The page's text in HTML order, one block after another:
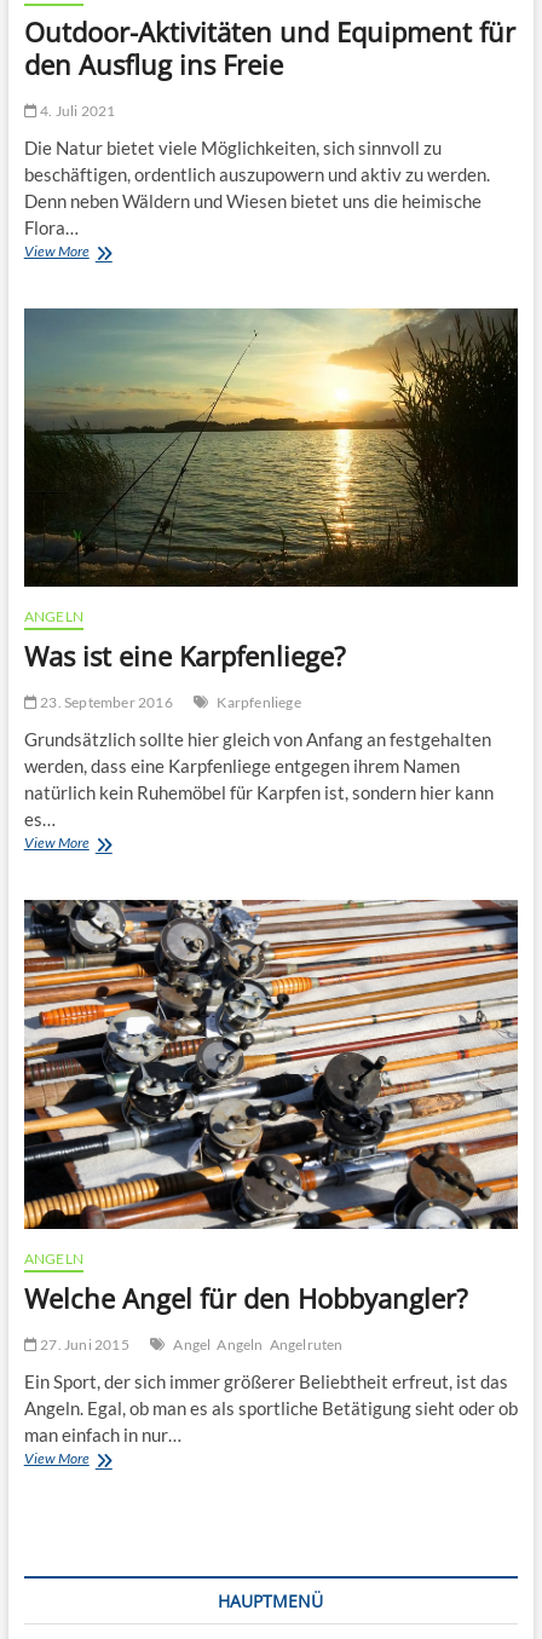
Outdoor-Aktivitäten und Equipment für
den Ausflug ins Freie
4. Juli 2021
Die Natur bietet viele Möglichkeiten, sich sinnvoll zu
beschäftigen, ordentlich auszupowern und aktiv zu werden.
Denn neben Wäldern und Wiesen bietet uns die heimische
Flora…
View MoreOutdoor-
Ausflug
Freie
ANGELN
Was ist eine Karpfenliege?
23. September 2016 Karpfenliege
Grundsätzlich sollte hier gleich von Anfang an festgehalten
werden, dass eine Karpfenliege entgegen ihrem Namen
natürlich kein Ruhemöbel für Karpfen ist, sondern hier kann
es…
View MoreWas
Karpfenliege?
ANGELN
Welche Angel für den Hobbyangler?
27. Juni 2015 Angel Angeln Angelruten
Ein Sport, der sich immer größerer Beliebtheit erfreut, ist das
Angeln. Egal, ob man es als sportliche Betätigung sieht oder ob
man einfach in nur…
View MoreWelche
HAUPTMENÜ